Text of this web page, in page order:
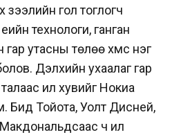
зээлийн гол тоглогч
технологи, ганган
утасны төлөө хүмүүс нэг
Дэлхийн ухаалаг гар
илүү хувийг Нокиа
Тойота, Уолт Дисней,
ч илүү